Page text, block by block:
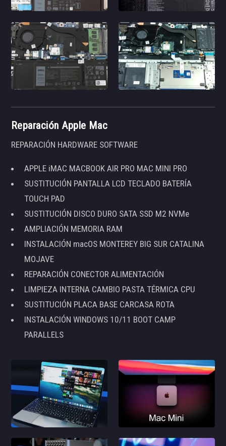
Reparación Apple Mac
REPARACIÓN HARDWARE SOFTWARE
APPLE iMAC MACBOOK AIR PRO MAC MINI PRO
SUSTITUCIÓN PANTALLA LCD TECLADO BATERÍA
TOUCH PAD
SUSTITUCIÓN DISCO DURO SATA SSD M2 NVMe
AMPLIACIÓN MEMORIA RAM
INSTALACIÓN macOS MONTEREY BIG SUR CATALINA
MOJAVE
REPARACIÓN CONECTOR ALIMENTACIÓN
LIMPIEZA INTERNA CAMBIO PASTA TÉRMICA CPU
SUSTITUCIÓN PLACA BASE CARCASA ROTA
INSTALACIÓN WINDOWS 10/11 BOOT CAMP
PARALLELS